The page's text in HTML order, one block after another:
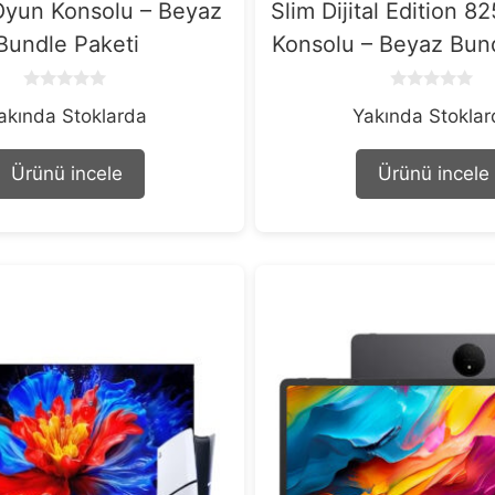
Konsolu – Beyaz
Paketi
o
t
o
f
Stoklarda
Ürünü incele
Slim Dijital Edition
Konsolu – Beyaz
o
t
f
Yakında
Ürünü incele